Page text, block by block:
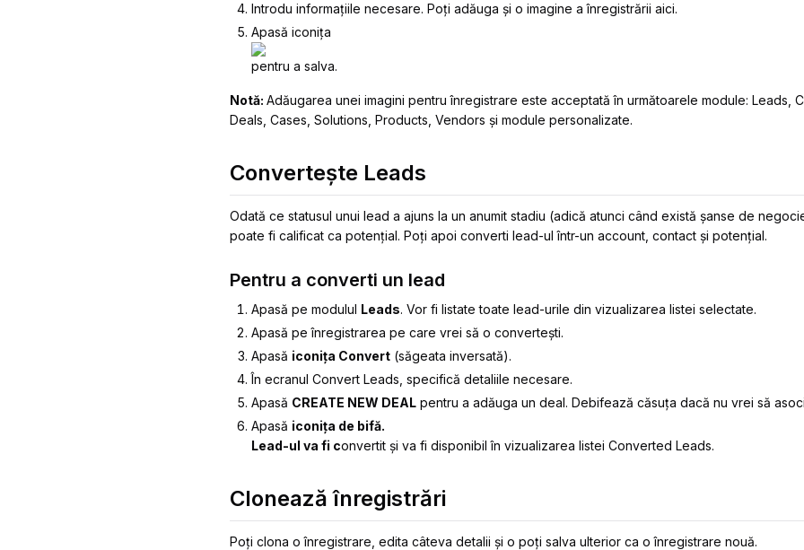
Introdu informațiile necesare. Poți adăuga și o imagine a înregistrării aici.
Apasă iconița
pentru a salva.
Notă: Adăugarea unei imagini pentru înregistrare este acceptată în următoarele module: Leads,
Deals, Cases, Solutions, Products, Vendors și module personalizate.
Convertește Leads
Odată ce statusul unui lead a ajuns la un anumit stadiu (adică atunci când există șanse de
poate fi calificat ca potențial. Poți apoi converti lead-ul într-un account, contact și potențial.
Pentru a converti un lead
Apasă pe modulul Leads. Vor fi listate toate lead-urile din vizualizarea listei selectate.
Apasă pe înregistrarea pe care vrei să o convertești.
Apasă iconița Convert (săgeata inversată).
În ecranul Convert Leads, specifică detaliile necesare.
Apasă CREATE NEW DEAL pentru a adăuga un deal. Debifează căsuța dacă nu vrei să
Apasă iconița de bifă.
Lead-ul va fi convertit și va fi disponibil în vizualizarea listei Converted Leads.
Clonează înregistrări
Poți clona o înregistrare, edita câteva detalii și o poți salva ulterior ca o înregistrare nouă.